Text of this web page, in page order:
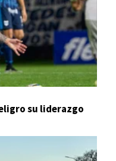
su liderazgo